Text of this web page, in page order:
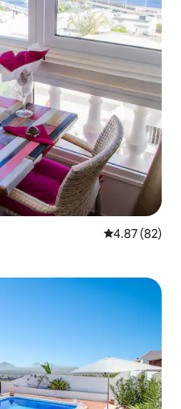
Meánrátáil
4.87 (82)